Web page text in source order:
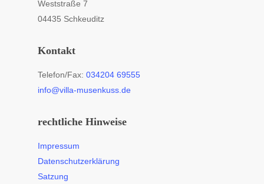
Weststraße 7
04435 Schkeuditz
Kontakt
Telefon/Fax: 034204 69555
info@villa-musenkuss.de
rechtliche Hinweise
Impressum
Datenschutzerklärung
Satzung